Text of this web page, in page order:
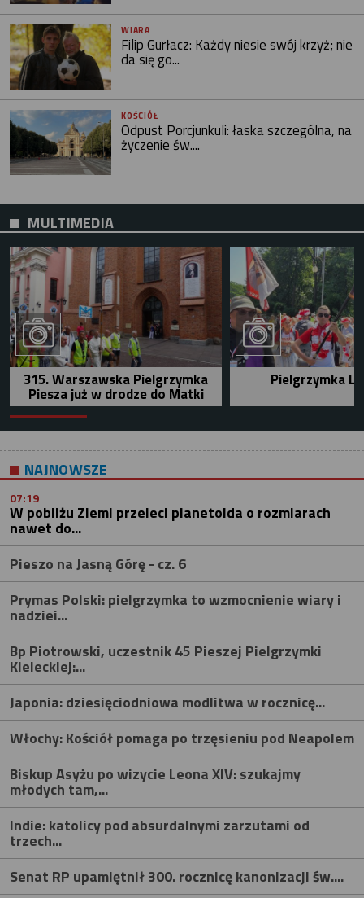
WIARA
Filip Gurłacz: Każdy niesie swój krzyż; nie
da się go...
KOŚCIÓŁ
Odpust Porcjunkuli: łaska szczególna, na
życzenie św....
MULTIMEDIA
315. Warszawska Pielgrzymka
Piesza już w drodze do Matki
Pielgrzymka
NAJNOWSZE
07:19
W pobliżu Ziemi przeleci planetoida o rozmiarach
nawet do...
Pieszo na Jasną Górę - cz. 6
Prymas Polski: pielgrzymka to wzmocnienie wiary i
nadziei...
Bp Piotrowski, uczestnik 45 Pieszej Pielgrzymki
Kieleckiej:...
Japonia: dziesięciodniowa modlitwa w rocznicę...
Włochy: Kościół pomaga po trzęsieniu pod Neapolem
Biskup Asyżu po wizycie Leona XIV: szukajmy
młodych tam,...
Indie: katolicy pod absurdalnymi zarzutami od
trzech...
Senat RP upamiętnił 300. rocznicę kanonizacji św....